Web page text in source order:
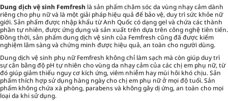
Dung dịch vệ sinh Femfresh là sản phẩm chăm sóc da vùng nhạy cảm dành
riêng cho phụ nữ và là một giải pháp hiệu quả để bảo vệ, duy trì sức khỏe nữ
giới. Sản phẩm được nhập khẩu từ Anh Quốc có dạng gel và chứa các thành
phần tự nhiên, được ứng dụng và sản xuất trên dựa trên công nghệ tiên tiến.
Đồng thời, sản phẩm dung dịch vệ sinh của Femfresh cũng đã được kiểm
nghiệm lâm sàng và chứng minh được hiệu quả, an toàn cho người dùng.
Dung dịch vệ sinh phụ nữ Femfresh không chỉ làm sạch mà còn giúp duy trì
sự cân bằng độ pH tự nhiên cho vùng da nhạy cảm của các chị em phụ nữ, từ
đó giúp giảm thiểu nguy cơ kích ứng, viêm nhiễm hay mùi hôi khó chịu. Sản
phẩm thích hợp sử dụng hàng ngày cho chị em phụ nữ ở mọi độ tuổi. Sản
phẩm không chứa xà phòng, parabens và không gây dị ứng, an toàn cho mọi
loại da khi sử dụng.